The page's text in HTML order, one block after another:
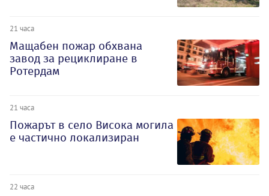
21 часа
Мащабен пожар обхвана
завод за рециклиране в
Ротердам
21 часа
Пожарът в село Висока могила
е частично локализиран
22 часа